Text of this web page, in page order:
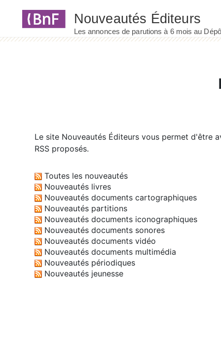
Le site Nouveautés Éditeurs vous permet d'être
RSS proposés.
Toutes les nouveautés
Nouveautés livres
Nouveautés documents cartographiques
Nouveautés partitions
Nouveautés documents iconographiques
Nouveautés documents sonores
Nouveautés documents vidéo
Nouveautés documents multimédia
Nouveautés périodiques
Nouveautés jeunesse